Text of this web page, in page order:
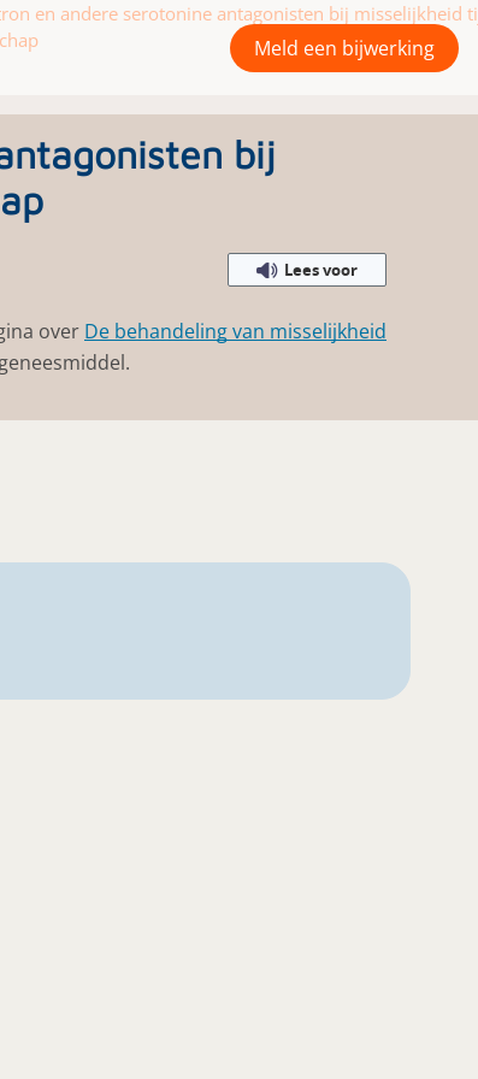
Meld een bijwerking
en andere serotonine antagonisten bij misselijkheid
bij
Lees voor
over De behandeling van misselijkheid